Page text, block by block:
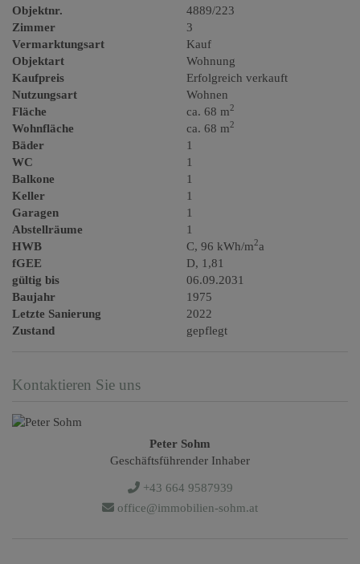
Objektnr.
4889/223
Zimmer
3
Vermarktungsart
Kauf
Objektart
Wohnung
Kaufpreis
Erfolgreich verkauft
Nutzungsart
Wohnen
Fläche
ca. 68 m2
Wohnfläche ca. 68 m2
Bäder
1
WC
1
Balkone
1
Keller
1
Garagen
1
Abstellräume
1
HWB
C, 96 kWh/m2a
fGEE
D, 1,81
gültig bis
06.09.2031
Baujahr
1975
Letzte Sanierung
2022
Zustand
gepflegt
Kontaktieren Sie uns
Peter Sohm
Geschäftsführender Inhaber
+43 664 9587939
office@immobilien-sohm.at